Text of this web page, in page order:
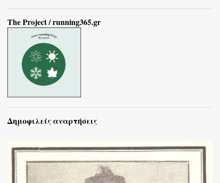
The Project / running365.gr
Δημοφιλείς αναρτήσεις